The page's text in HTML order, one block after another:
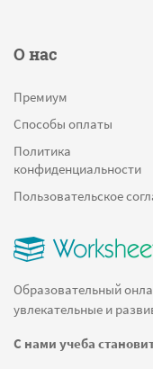
Образовательный
увлекательные и
С нами учеба
О нас
Премиум
Способы оплаты
Политика
конфиденциальности
Пользовательское